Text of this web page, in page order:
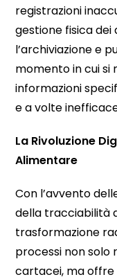
registrazioni
gestione fisica
l’archiviazione e
momento in cui si
informazioni
e a volte
La Rivoluzione
Alimentare
Con l’avvento
della tracciabilità
trasformazione
processi non solo
cartacei, ma offre